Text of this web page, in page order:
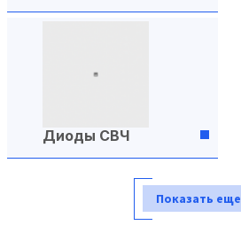
Диоды СВЧ
Показать еще